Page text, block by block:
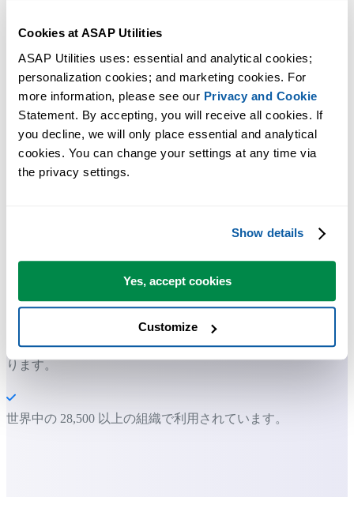
Cookies at ASAP Utilities
ASAP Utilities uses: essential and analytical cookies;
personalization cookies; and marketing cookies. For
more information, please see our Privacy and Cookie
Statement. By accepting, you will receive all cookies. If
you decline, we will only place essential and analytical
cookies. You can change your settings at any time via
the privacy settings.
Show details
Yes, accept cookies
Customize
多くの Excel ユーザーが Excel に標準搭載してほしい実用的な
ツール。
Excel の作業をもっと速く、もっと簡単
に。
多くのユーザーは、まずいくつかのツールから使い始めます
多くのユーザーが、やがて ASAP Utilities を毎日使うようにな
ります。
世界中の 28,500 以上の組織で利用されています。